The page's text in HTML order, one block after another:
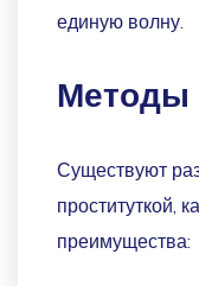
единую волну.
Методы
Существуют
проституткой,
преимущества: